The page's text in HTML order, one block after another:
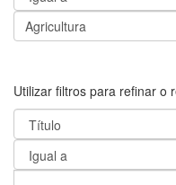
Utilizar filtros para refinar o